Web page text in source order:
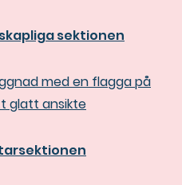
sektionen